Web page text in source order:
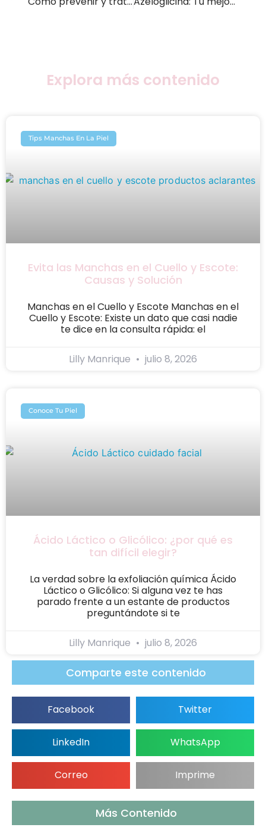
Explora más contenido
Tips Manchas En La Piel
Evita las Manchas en el Cuello y Escote:
Causas y Solución
Manchas en el Cuello y Escote Manchas en el
Cuello y Escote: Existe un dato que casi nadie
te dice en la consulta rápida: el
Lilly Manrique julio 8, 2026
Conoce Tu Piel
Ácido Láctico o Glicólico: ¿por qué es
tan difícil elegir?
La verdad sobre la exfoliación química Ácido
Láctico o Glicólico: Si alguna vez te has
parado frente a un estante de productos
preguntándote si te
Lilly Manrique julio 8, 2026
Comparte este contenido
Facebook Twitter
LinkedIn WhatsApp
Correo Imprime
Más Contenido